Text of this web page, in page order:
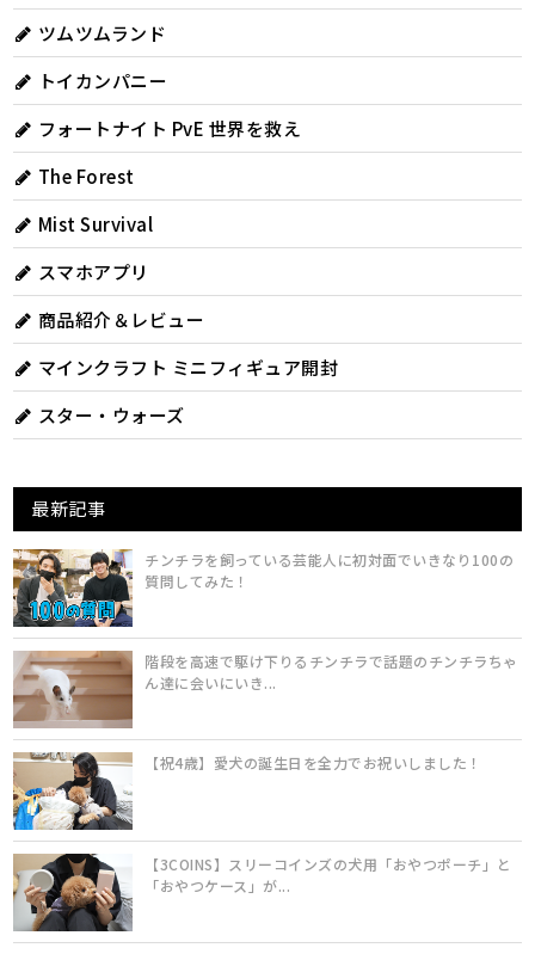
ツムツムランド
トイカンパニー
フォートナイト PvE 世界を救え
The Forest
Mist Survival
スマホアプリ
商品紹介＆レビュー
マインクラフト ミニフィギュア開封
スター・ウォーズ
最新記事
チンチラを飼っている芸能人に初対面でいきなり100の
質問してみた！
階段を高速で駆け下りるチンチラで話題のチンチラちゃ
ん達に会いにいき...
【祝4歳】愛犬の誕生日を全力でお祝いしました！
【3COINS】スリーコインズの犬用「おやつポーチ」と
「おやつケース」が...